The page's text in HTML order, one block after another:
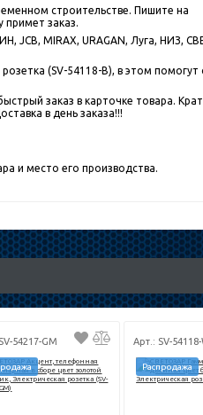
строительстве. Пишите на
примет заказ.
JCB, MIRAX, URAGAN, Луга, НИЗ,
(SV-54118-B), в этом помогут
заказ в карточке товара.
в день заказа!!!
и место его производства.
54217-GM Арт.: SV-54118-
Распродажа